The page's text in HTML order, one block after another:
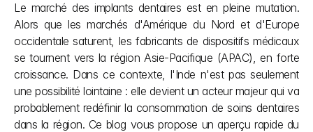
Le marché des implants dentaires est en pleine mutation.
Alors que les marchés d'Amérique du Nord et d'Europe
occidentale saturent, les fabricants de dispositifs médicaux
se tournent vers la région Asie-Pacifique (APAC), en forte
croissance. Dans ce contexte, l'Inde n'est pas seulement
une possibilité lointaine : elle devient un acteur majeur qui va
probablement redéfinir la consommation de soins dentaires
dans la région. Ce blog vous propose un aperçu rapide du